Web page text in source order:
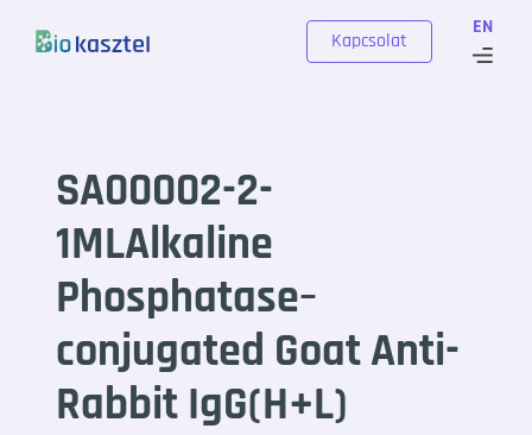
EN
Kapcsolat
SA00002-2-
1MLAlkaline
Phosphatase–
conjugated Goat Anti-
Rabbit IgG(H+L)